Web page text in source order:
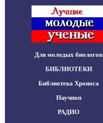
Для молодых биологов
БИБЛИОТЕКИ
Библиотека Хроноса
Научпоп
РАДИО